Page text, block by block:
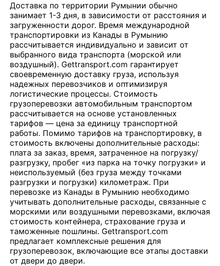
Доставка по территории Румынии обычно
занимает 1-3 дня, в зависимости от расстояния и
загруженности дорог. Время международной
транспортировки из Канады в Румынию
рассчитывается индивидуально и зависит от
выбранного вида транспорта (морской или
воздушный). Gettransport.com гарантирует
своевременную доставку груза, используя
надежных перевозчиков и оптимизируя
логистические процессы. Стоимость
грузоперевозки автомобильным транспортом
рассчитывается на основе установленных
тарифов — цена за единицу транспортной
работы. Помимо тарифов на транспортировку, в
стоимость включены дополнительные расходы:
плата за заказ, время, затраченное на погрузку/
разгрузку, пробег «из парка на точку погрузки» и
неиспользуемый (без груза между точками
разгрузки и погрузки) километраж. При
перевозке из Канады в Румынию необходимо
учитывать дополнительные расходы, связанные с
морскими или воздушными перевозками, включая
стоимость контейнера, страхование груза и
таможенные пошлины. Gettransport.com
предлагает комплексные решения для
грузоперевозок, включающие все этапы доставки
от двери до двери.